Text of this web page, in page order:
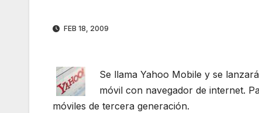
FEB 18, 2009
Se llama Yahoo Mobile y se
móvil con navegador de internet.
móviles de tercera generación.